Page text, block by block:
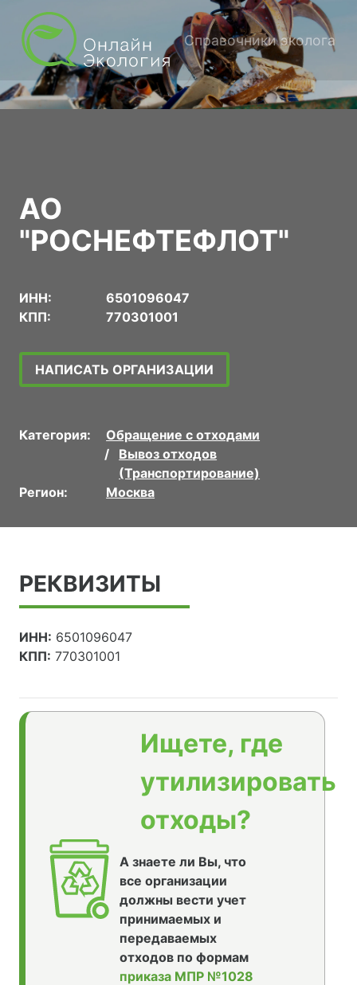
Справочники эколога
АО
"РОСНЕФТЕФЛОТ"
ИНН:
6501096047
КПП:
770301001
НАПИСАТЬ ОРГАНИЗАЦИИ
Категория:
Обращение с отходами
Вывоз отходов
(Транспортирование)
Регион:
Москва
РЕКВИЗИТЫ
ИНН: 6501096047
КПП: 770301001
Ищете, где
утилизировать
отходы?
А знаете ли Вы, что
все организации
должны вести учет
принимаемых и
передаваемых
отходов по формам
приказа МПР №1028